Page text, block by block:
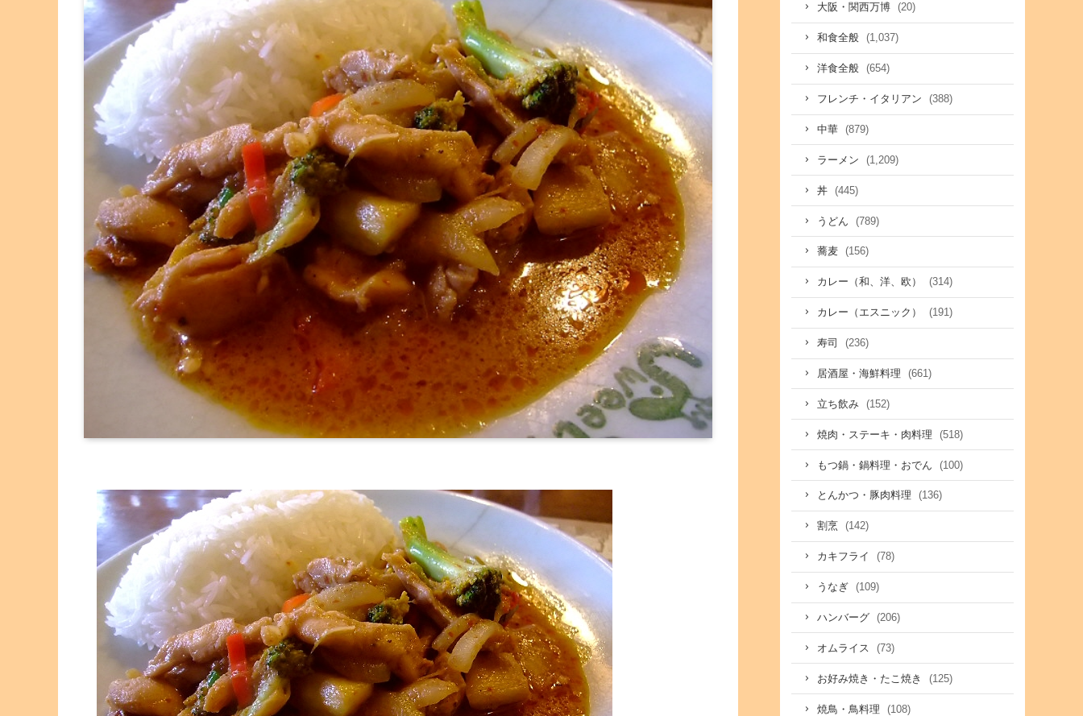
大阪・関西万博 (20)
和食全般 (1,037)
洋食全般 (654)
フレンチ・イタリアン (388)
中華 (879)
ラーメン (1,209)
丼 (445)
うどん (789)
蕎麦 (156)
カレー（和、洋、欧） (314)
カレー（エスニック） (191)
寿司 (236)
居酒屋・海鮮料理 (661)
立ち飲み (152)
焼肉・ステーキ・肉料理 (518)
もつ鍋・鍋料理・おでん (100)
とんかつ・豚肉料理 (136)
割烹 (142)
カキフライ (78)
うなぎ (109)
ハンバーグ (206)
オムライス (73)
お好み焼き・たこ焼き (125)
焼鳥・鳥料理 (108)